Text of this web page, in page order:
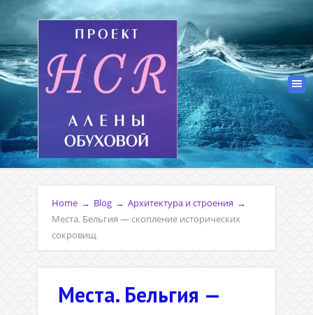
Home → Blog → Архитектура и строения →
Места. Бельгия — скопление исторических
сокровищ
Места. Бельгия —